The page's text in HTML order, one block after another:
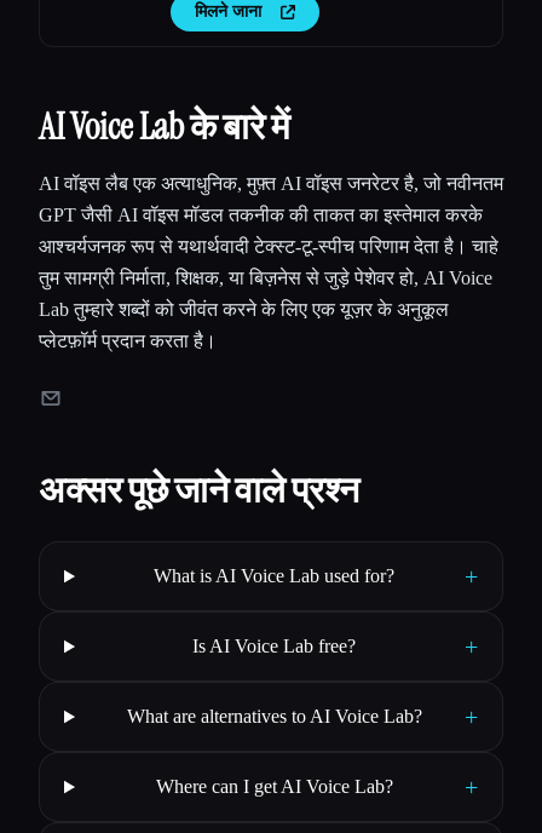
मिलने जाना
AI Voice Lab के बारे में
AI वॉइस लैब एक अत्याधुनिक, मुफ़्त AI वॉइस जनरेटर है, जो नवीनतम
GPT जैसी AI वॉइस मॉडल तकनीक की ताकत का इस्तेमाल करके
आश्चर्यजनक रूप से यथार्थवादी टेक्स्ट-टू-स्पीच परिणाम देता है। चाहे
तुम सामग्री निर्माता, शिक्षक, या बिज़नेस से जुड़े पेशेवर हो, AI Voice
Lab तुम्हारे शब्दों को जीवंत करने के लिए एक यूज़र के अनुकूल
प्लेटफ़ॉर्म प्रदान करता है।
अक्सर पूछे जाने वाले प्रश्न
What is AI Voice Lab used for? +
Is AI Voice Lab free? +
What are alternatives to AI Voice Lab? +
Where can I get AI Voice Lab? +